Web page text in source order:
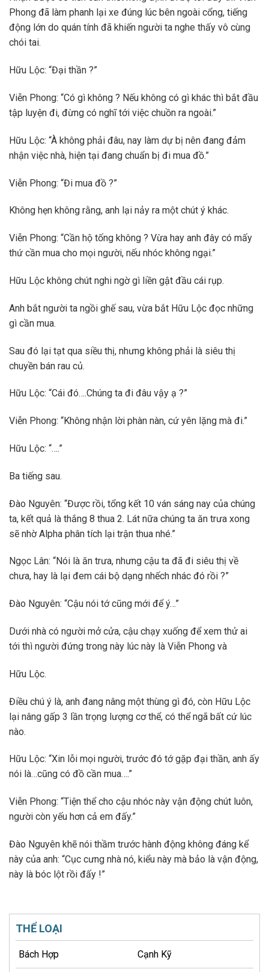
Phong đã làm phanh lại xe đúng lúc bên ngoài cổng, tiếng
động lớn do quán tính đã khiến người ta nghe thấy vô cùng
chói tai.
Hữu Lộc: “Đại thần ?”
Viễn Phong: “Có gì không ? Nếu không có gì khác thì bắt đầu
tập luyện đi, đừng có nghĩ tới việc chuồn ra ngoài.”
Hữu Lộc: “À không phải đâu, nay làm dự bị nên đang đảm
nhận việc nhà, hiện tại đang chuẩn bị đi mua đồ.”
Viễn Phong: “Đi mua đồ ?”
Không hẹn không rằng, anh lại nảy ra một chút ý khác.
Viễn Phong: “Cần hộ tống không ? Vừa hay anh đây có mấy
thứ cần mua cho mọi người, nếu nhóc không ngại.”
Hữu Lộc không chút nghi ngờ gì liền gật đầu cái rụp.
Anh bắt người ta ngồi ghế sau, vừa bắt Hữu Lộc đọc những
gì cần mua.
Sau đó lại tạt qua siều thị, nhưng không phải là siêu thị
chuyền bán rau củ.
Hữu Lộc: “Cái đó….Chúng ta đi đâu vậy ạ ?”
Viễn Phong: “Không nhận lời phàn nàn, cứ yên lặng mà đi.”
Hữu Lộc: “….”
Ba tiếng sau.
Đào Nguyên: “Được rồi, tổng kết 10 ván sáng nay của chúng
ta, kết quả là thắng 8 thua 2. Lát nữa chúng ta ăn trưa xong
sẽ nhờ Alpha phân tích lại trận thua nhé.”
Ngọc Lân: “Nói là ăn trưa, nhưng cậu ta đã đi siêu thị về
chưa, hay là lại đem cái bộ dạng nhếch nhác đó rồi ?”
Đào Nguyên: “Cậu nói tớ cũng mới để ý…”
Dưới nhà có người mở cửa, cậu chạy xuống để xem thử ai
tới thì người đứng trong này lúc này là Viễn Phong và
Hữu Lộc.
Điều chú ý là, anh đang nâng một thùng gì đó, còn Hữu Lộc
lại nâng gấp 3 lần trọng lượng cơ thể, có thể ngã bất cứ lúc
nào.
Hữu Lộc: “Xin lỗi mọi người, trước đó tớ gặp đại thần, anh ấy
nói là…cũng có đồ cần mua….”
Viễn Phong: “Tiện thể cho cậu nhóc này vận động chút luôn,
người còn yếu hơn cả em đấy.”
Đào Nguyên khẽ nói thầm trước hành động không đáng kể
này của anh: “Cục cưng nhà nó, kiểu này mà bảo là vận động,
này là bóc lột rồi đấy !”
THỂ LOẠI
Bách Hợp Cạnh Kỹ